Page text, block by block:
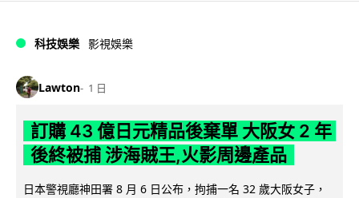
科技娛樂 影視娛樂
Lawton 1 日
訂購 43 億日元精品後棄單 大阪女 2 年
後終被捕 涉海賊王,火影周邊產品
日本警視廳神田署 8 月 6 日公布，拘捕一名 32 歲大阪女子，